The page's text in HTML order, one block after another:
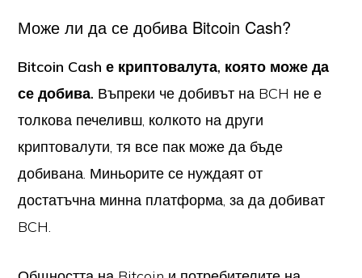
Може ли да се добива Bitcoin Cash?
Bitcoin Cash е криптовалута, която може да
се добива. Въпреки че добивът на BCH не е
толкова печеливш, колкото на други
криптовалути, тя все пак може да бъде
добивана. Миньорите се нуждаят от
достатъчна минна платформа, за да добиват
BCH.